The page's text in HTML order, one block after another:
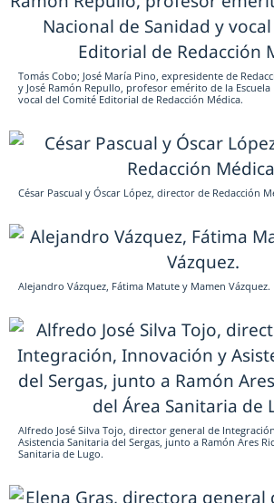
Tomás Cobo; José María Pino, expresidente de
y José Ramón Repullo, profesor emérito de la
vocal del Comité Editorial de Redacción Médica.
César Pascual y Óscar López, director de Redacción
Alejandro Vázquez, Fátima Matute y Mamen Vázquez.
Alfredo José Silva Tojo, director general de
Asistencia Sanitaria del Sergas, junto a Ramón Ares
Sanitaria de Lugo.